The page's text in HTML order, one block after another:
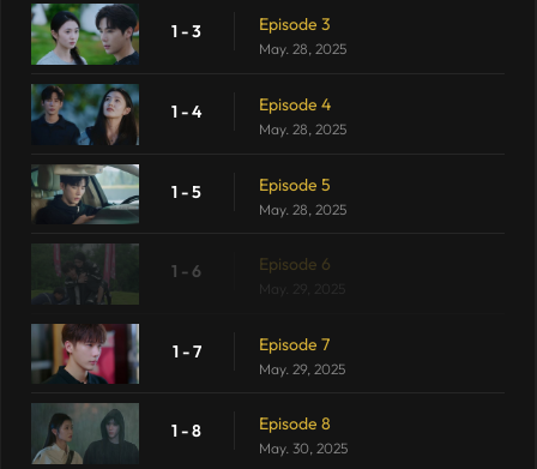
1 - 3 Episode 3
May. 28, 2025
1 - 4 Episode 4
May. 28, 2025
1 - 5 Episode 5
May. 28, 2025
1 - 6 Episode 6
1 - 7 Episode 7
May. 29, 2025
1 - 8 Episode 8
May. 30, 2025